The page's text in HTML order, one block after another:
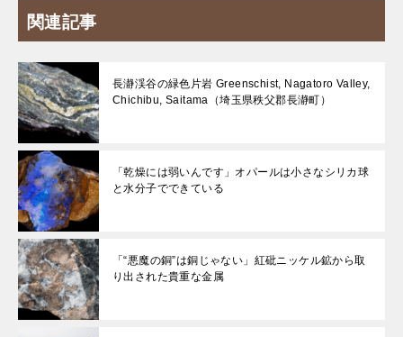
関連記事
長瀞渓谷の緑色片岩 Greenschist, Nagatoro Valley,
Chichibu, Saitama（埼玉県秩父郡長瀞町）
「乾燥には弱いんです」オパールは小さなシリカ球
と水分子でできている
「“悪魔の銅”は銅じゃない」紅砒ニッケル鉱から取
り出された貴重な金属